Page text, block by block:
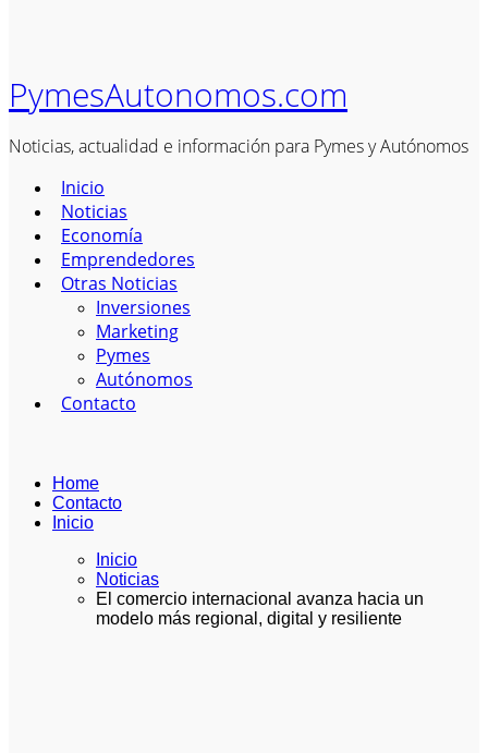
PymesAutonomos.com
Noticias, actualidad e información para Pymes y Autónomos
Inicio
Noticias
Economía
Emprendedores
Otras Noticias
Inversiones
Marketing
Pymes
Autónomos
Contacto
Home
Contacto
Inicio
Inicio
Noticias
El comercio internacional avanza hacia un
modelo más regional, digital y resiliente